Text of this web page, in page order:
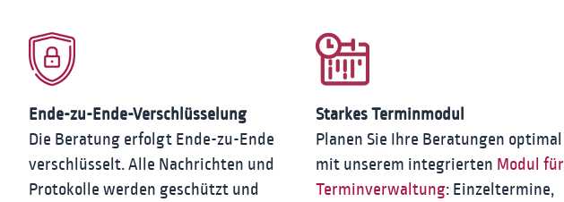
Ende-zu-Ende-Verschlüsselung
Die Beratung erfolgt Ende-zu-Ende
verschlüsselt. Alle Nachrichten und
Protokolle werden geschützt und
Starkes Terminmodul
Planen Sie Ihre Beratungen optimal
mit unserem integrierten Modul für
Terminverwaltung: Einzeltermine,